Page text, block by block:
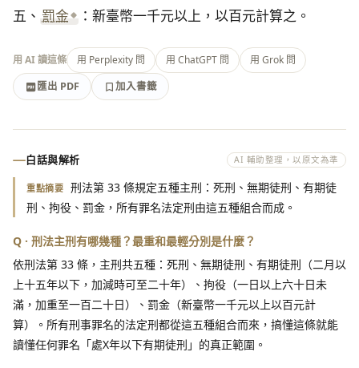
五、 罰金 ：新臺幣一千元以上，以百元計算之。
用 AI 讀這條 用 Perplexity 問 用 ChatGPT 問
用 Grok 問
匯出 PDF
加入書籤
匯出 PDF
加入書籤
白話與解析 AI 輔助整理，以原文為準
重點摘要 刑法第 33 條規定五種主刑：死刑、無期徒刑、有期徒
刑、拘役、罰金，所有罪名法定刑由這五種組合而成。
Q · 刑法主刑有哪幾種？最重和最輕分別是什麼？
依刑法第 33 條，主刑共五種：死刑、無期徒刑、有期徒刑（二月以
上十五年以下，加減時可至二十年）、拘役（一日以上六十日未
滿，加重至一百二十日）、罰金（新臺幣一千元以上以百元計
算）。所有刑事罪名的法定刑都從這五種組合而來，搞懂這條就能
讀懂任何罪名「處X年以下有期徒刑」的真正範圍。